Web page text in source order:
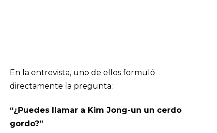
En la entrevista, uno de ellos formuló
directamente la pregunta:
“¿Puedes llamar a Kim Jong-un un cerdo
gordo?”